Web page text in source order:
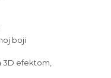
boji
3D efektom,